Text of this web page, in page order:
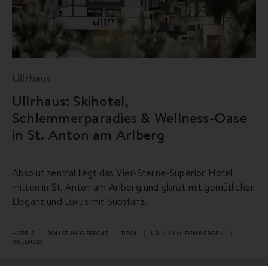
Ullrhaus
Ullrhaus: Skihotel,
Schlemmerparadies & Wellness-Oase
in St. Anton am Arlberg
Absolut zentral liegt das Vier-Sterne-Superior Hotel
mitten in St. Anton am Arlberg und glänzt mit gemütlicher
Eleganz und Luxus mit Substanz.
HOTELS ROLLSTUHLGERECHT TIROL
URLAUB IN DEN BERGEN
WELLNESS